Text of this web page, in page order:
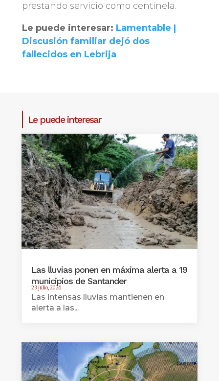
prestando servicio como centinela.
Le puede interesar: Lamentable |
Discusión familiar dejó dos
fallecidos en Lebrija
Le puede interesar
Las lluvias ponen en máxima alerta a 19
municipios de Santander
23 julio, 2026
Las intensas lluvias mantienen en
alerta a las...